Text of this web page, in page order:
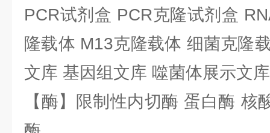
PCR试剂盒 PCR克隆试剂盒
隆载体 M13克隆载体 细菌克隆
文库 基因组文库 噬菌体展示文库
【酶】限制性内切酶 蛋白酶 核